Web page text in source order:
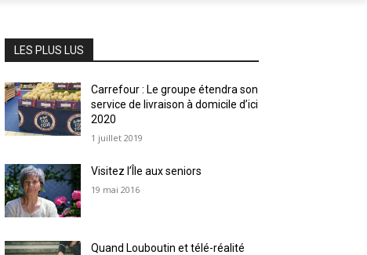
LES PLUS LUS
Carrefour : Le groupe étendra son
service de livraison à domicile d’ici
2020
1 juillet 2019
Visitez l’Île aux seniors
19 mai 2016
Quand Louboutin et télé-réalité